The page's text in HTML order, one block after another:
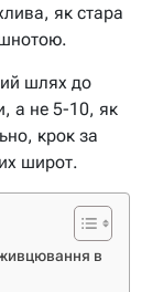
як стара
шлях до
а не 5-10, як
крок за
широт.
живцювання в